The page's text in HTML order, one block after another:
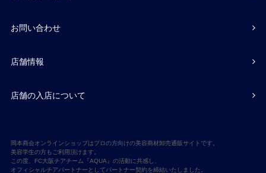
お問い合わせ
店舗情報
店舗の入店について
岡本商会オンラインショップはプロの方向けの美容商材卸売通販サイトです。
美容学生の方もご利用頂けます。
この度、FC大阪チアチーム『AQUA』の活動に共感し、
オフィシャルチアパートナーとしてパートナー契約を締結いたしました。